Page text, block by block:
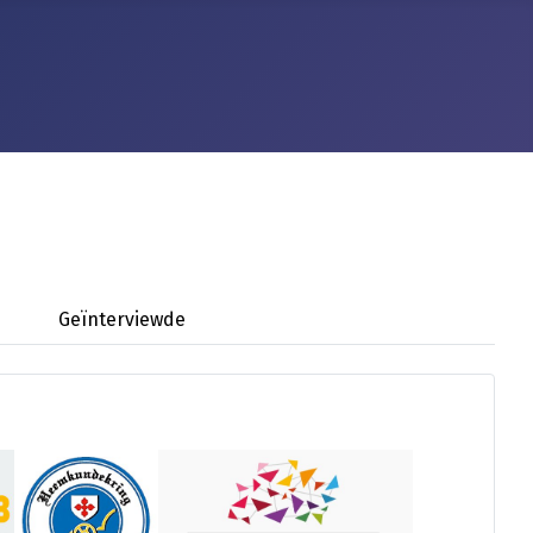
Geïnterviewde